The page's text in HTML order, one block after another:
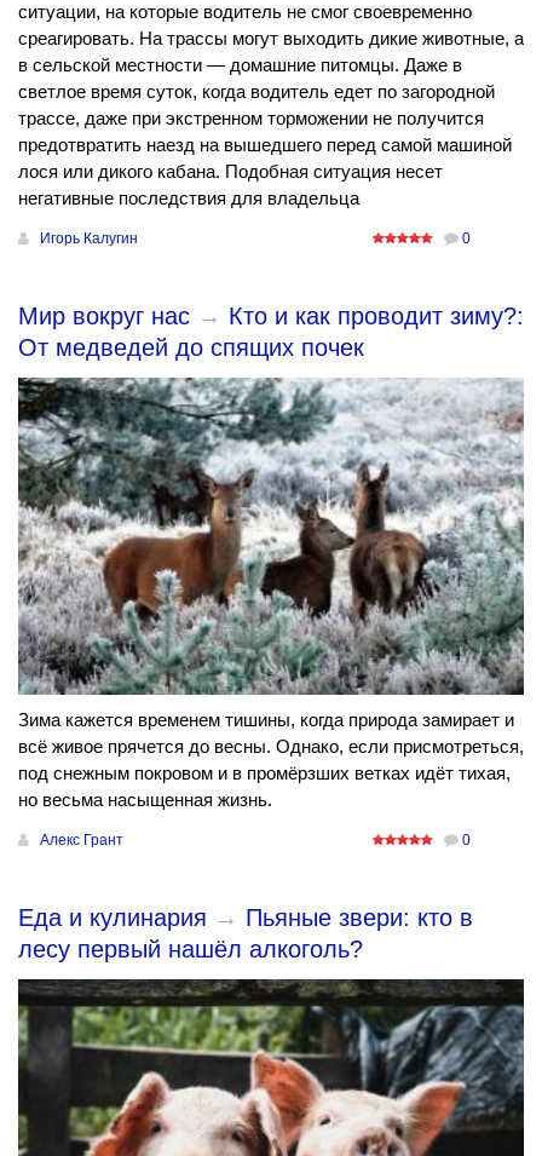
ситуации, на которые водитель не смог своевременно
среагировать. На трассы могут выходить дикие животные, а
в сельской местности — домашние питомцы. Даже в
светлое время суток, когда водитель едет по загородной
трассе, даже при экстренном торможении не получится
предотвратить наезд на вышедшего перед самой машиной
лося или дикого кабана. Подобная ситуация несет
негативные последствия для владельца
Игорь Калугин 0
Мир вокруг нас → Кто и как проводит зиму?:
От медведей до спящих почек
Зима кажется временем тишины, когда природа замирает и
всё живое прячется до весны. Однако, если присмотреться,
под снежным покровом и в промёрзших ветках идёт тихая,
но весьма насыщенная жизнь.
Алекс Грант 0
Еда и кулинария → Пьяные звери: кто в
лесу первый нашёл алкоголь?